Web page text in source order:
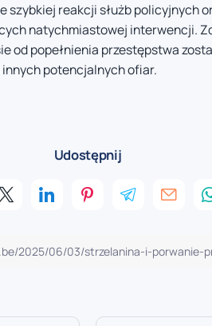
szybkiej reakcji służb policyjnych
natychmiastowej interwencji.
od popełnienia przestępstwa
potencjalnych ofiar.
Udostępnij